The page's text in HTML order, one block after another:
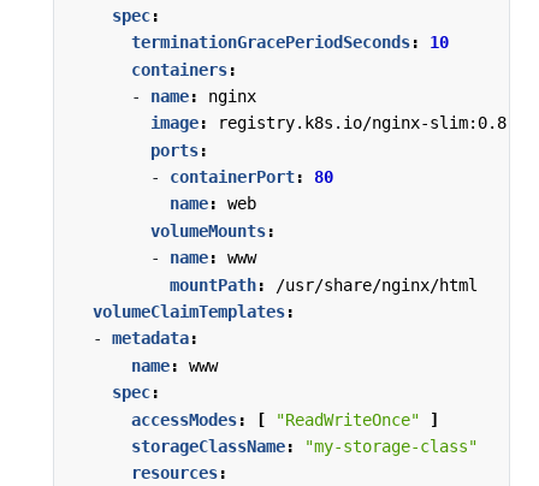
spec:
terminationGracePeriodSeconds:
10
containers:
- name:
nginx
image:
registry.k8s.io/nginx-slim:0.8
ports:
- containerPort:
80
name:
web
volumeMounts:
- name:
www
mountPath:
/usr/share/nginx/html
volumeClaimTemplates:
- metadata:
name:
www
spec:
accessModes: [ "ReadWriteOnce"
]
storageClassName:
"my-storage-class"
resources: